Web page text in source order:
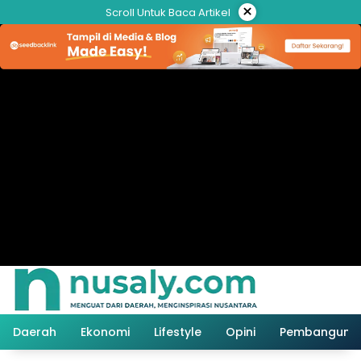
ke
konten
Scroll Untuk Baca Artikel ×
Daerah Ekonomi Lifestyle Opini